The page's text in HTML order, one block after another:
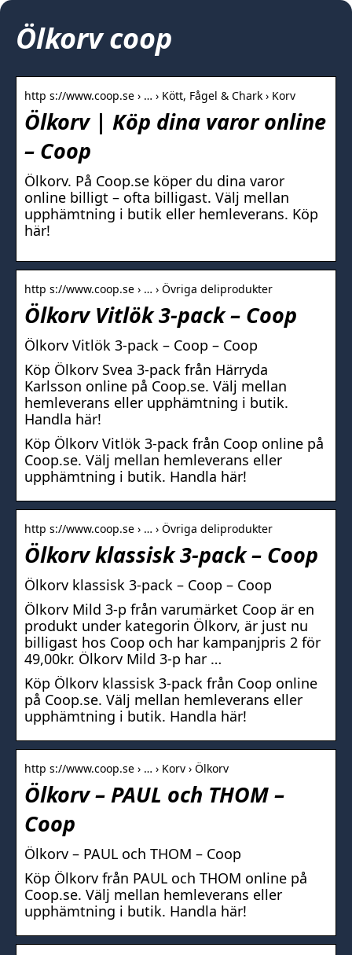
Ölkorv coop
http s://www.coop.se › … › Kött, Fågel & Chark › Korv
Ölkorv | Köp dina varor online
– Coop
Ölkorv. På Coop.se köper du dina varor
online billigt – ofta billigast. Välj mellan
upphämtning i butik eller hemleverans. Köp
här!
http s://www.coop.se › … › Övriga deliprodukter
Ölkorv Vitlök 3-pack – Coop
Ölkorv Vitlök 3-pack – Coop – Coop
Köp Ölkorv Svea 3-pack från Härryda
Karlsson online på Coop.se. Välj mellan
hemleverans eller upphämtning i butik.
Handla här!
Köp Ölkorv Vitlök 3-pack från Coop online på
Coop.se. Välj mellan hemleverans eller
upphämtning i butik. Handla här!
http s://www.coop.se › … › Övriga deliprodukter
Ölkorv klassisk 3-pack – Coop
Ölkorv klassisk 3-pack – Coop – Coop
Ölkorv Mild 3-p från varumärket Coop är en
produkt under kategorin Ölkorv, är just nu
billigast hos Coop och har kampanjpris 2 för
49,00kr. Ölkorv Mild 3-p har …
Köp Ölkorv klassisk 3-pack från Coop online
på Coop.se. Välj mellan hemleverans eller
upphämtning i butik. Handla här!
http s://www.coop.se › … › Korv › Ölkorv
Ölkorv – PAUL och THOM –
Coop
Ölkorv – PAUL och THOM – Coop
Köp Ölkorv från PAUL och THOM online på
Coop.se. Välj mellan hemleverans eller
upphämtning i butik. Handla här!